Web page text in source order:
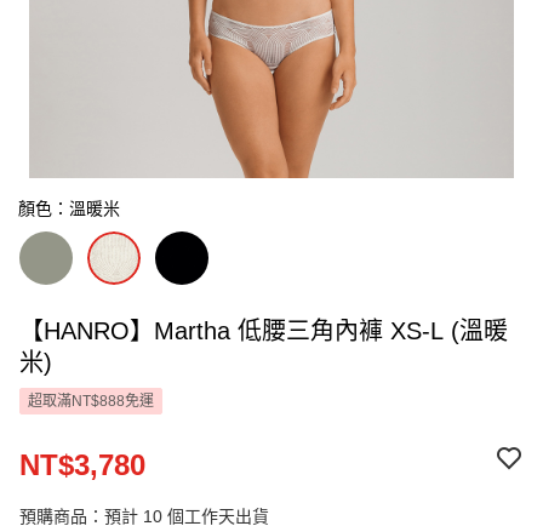
顏色：溫暖米
【HANRO】Martha 低腰三角內褲 XS-L (溫暖
米)
超取滿NT$888免運
NT$3,780
預購商品：預計 10 個工作天出貨